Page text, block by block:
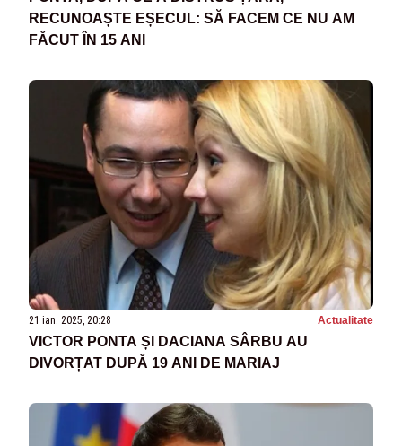
RECUNOAȘTE EȘECUL: SĂ FACEM CE NU AM
FĂCUT ÎN 15 ANI
21 ian. 2025, 20:28 Actualitate
VICTOR PONTA ȘI DACIANA SÂRBU AU
DIVORȚAT DUPĂ 19 ANI DE MARIAJ